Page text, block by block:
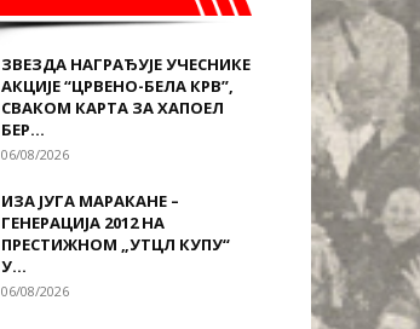
ЗВЕЗДА НАГРАЂУЈЕ УЧЕСНИКЕ
АКЦИЈЕ “ЦРВЕНО-БЕЛА КРВ”,
СВАКОМ КАРТА ЗА ХАПОЕЛ
БЕР...
06/08/2026
ИЗА ЈУГА МАРАКАНЕ –
ГЕНЕРАЦИЈА 2012 НА
ПРЕСТИЖНОМ „УТЦЛ КУПУ“
У...
06/08/2026